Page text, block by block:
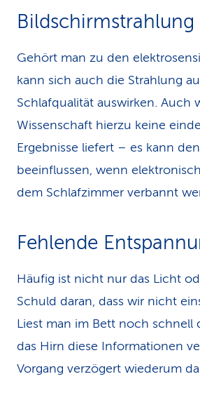
Bildschirm­strah­lung
Gehört man zu den
kann sich auch die Strahlung
Schlafqualität auswirken. Auch
Wissenschaft hierzu keine
Ergebnisse liefert – es kann
beeinflussen, wenn
dem Schlafzimmer verbannt
Fehlende
Häufig ist nicht nur das Licht
Schuld daran, dass wir nicht
Liest man im Bett noch schnell
das Hirn diese Informationen
Vorgang verzögert wiederum